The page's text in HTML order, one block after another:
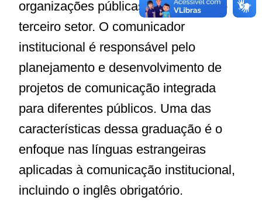
organizações públicas, privadas e do
terceiro setor. O comunicador
institucional é responsável pelo
planejamento e desenvolvimento de
projetos de comunicação integrada
para diferentes públicos. Uma das
características dessa graduação é o
enfoque nas línguas estrangeiras
aplicadas à comunicação institucional,
incluindo o inglês obrigatório.